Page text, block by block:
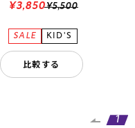
¥5,500
¥3,850
比較する
1